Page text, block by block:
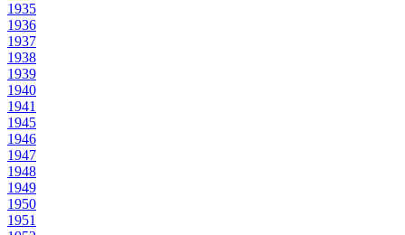
1935
1936
1937
1938
1939
1940
1941
1945
1946
1947
1948
1949
1950
1951